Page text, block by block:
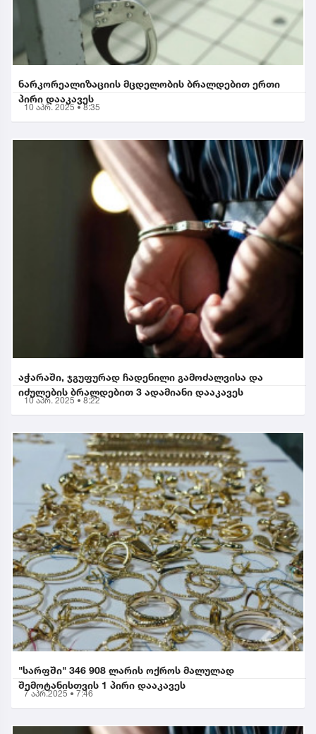
ნარკორეალიზაციის მცდელობის ბრალდებით ერთი
პირი დააკავეს
10 აპრ. 2025 • 8:35
აჭარაში, ჯგუფურად ჩადენილი გამოძალვისა და
იძულების ბრალდებით 3 ადამიანი დააკავეს
10 აპრ. 2025 • 8:22
"სარფში" 346 908 ლარის ოქროს მალულად
შემოტანისთვის 1 პირი დააკავეს
7 აპრ.2025 • 7:46